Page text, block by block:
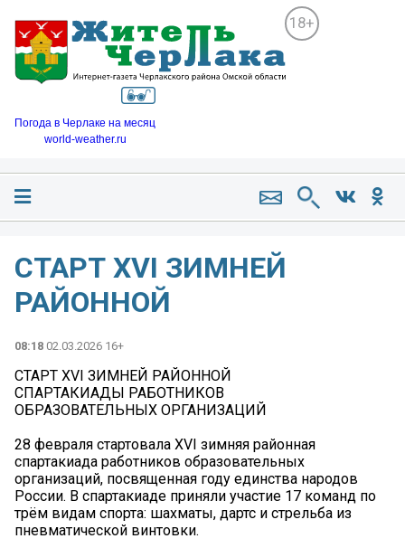
18+
Погода в Черлаке на месяц
world-weather.ru
СТАРТ XVI ЗИМНЕЙ
РАЙОННОЙ
08:18 02.03.2026 16+
СТАРТ XVI ЗИМНЕЙ РАЙОННОЙ
СПАРТАКИАДЫ РАБОТНИКОВ
ОБРАЗОВАТЕЛЬНЫХ ОРГАНИЗАЦИЙ
28 февраля стартовала XVI зимняя районная
спартакиада работников образовательных
организаций, посвященная году единства народов
России. В спартакиаде приняли участие 17 команд по
трём видам спорта: шахматы, дартс и стрельба из
пневматической винтовки.